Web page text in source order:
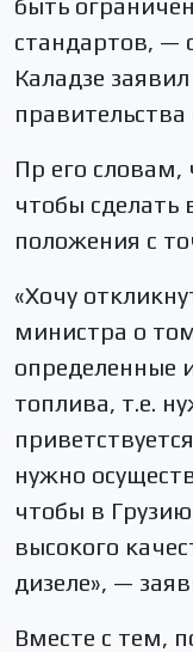
стандартов, —
Каладзе
Пр его словам,
чтобы сделать
положения с
«Хочу
министра о
определенные
топлива, т.е.
нужно
чтобы в
высокого
дизеле», —
Вместе с тем,